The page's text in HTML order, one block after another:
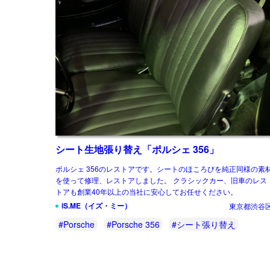
シート生地張り替え「ポルシェ 356」
ポルシェ 356のレストアです。シートのほころびを純正同様の素
を使って修理、レストアしました。 クラシックカー、旧車のレス
トアも創業40年以上の当社に安心してお任せください。
iS.ME（イズ・ミー） 東京都渋谷
#Porsche #Porsche 356 #シート張り替え